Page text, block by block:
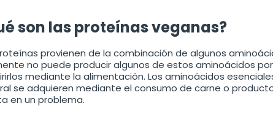
son las proteínas veganas?
provienen de la combinación de algunos
no puede producir algunos de estos aminoácidos
mediante la alimentación. Los aminoácidos
se adquieren mediante el consumo de carne o
en un problema.